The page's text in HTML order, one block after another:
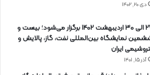
دی ۲۰, ۱۴۰۲
27 الی 30 اردیبهشت 1402 برگزار می‌شود؛ بیست و
نمایشگاه بین‌المللی نفت، گاز، پالایش و
ایران
آذر ۱۵, ۱۴۰۱